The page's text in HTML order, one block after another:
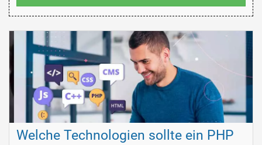
Welche Technologien sollte ein PHP